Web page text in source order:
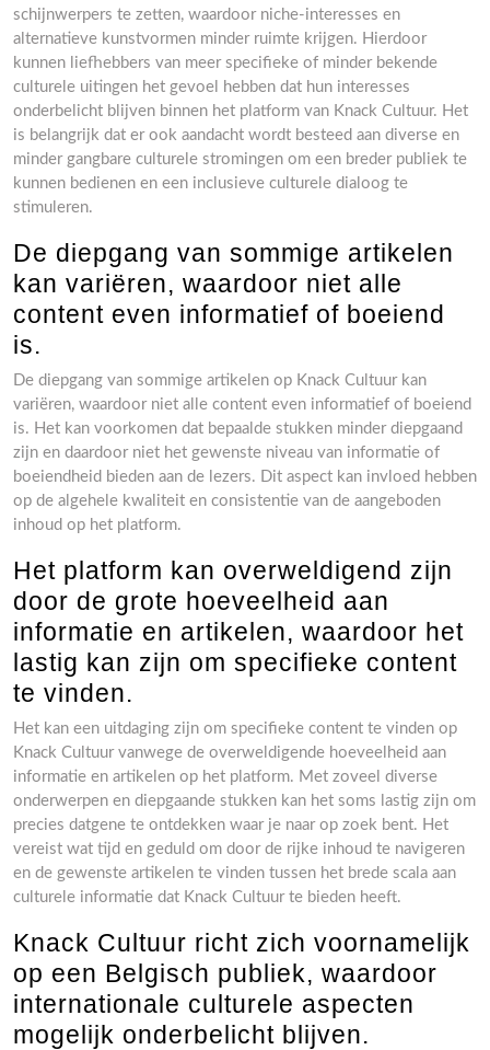
schijnwerpers te zetten, waardoor niche-interesses en
alternatieve kunstvormen minder ruimte krijgen. Hierdoor
kunnen liefhebbers van meer specifieke of minder bekende
culturele uitingen het gevoel hebben dat hun interesses
onderbelicht blijven binnen het platform van Knack Cultuur. Het
is belangrijk dat er ook aandacht wordt besteed aan diverse en
minder gangbare culturele stromingen om een breder publiek te
kunnen bedienen en een inclusieve culturele dialoog te
stimuleren.
De diepgang van sommige artikelen
kan variëren, waardoor niet alle
content even informatief of boeiend
is.
De diepgang van sommige artikelen op Knack Cultuur kan
variëren, waardoor niet alle content even informatief of boeiend
is. Het kan voorkomen dat bepaalde stukken minder diepgaand
zijn en daardoor niet het gewenste niveau van informatie of
boeiendheid bieden aan de lezers. Dit aspect kan invloed hebben
op de algehele kwaliteit en consistentie van de aangeboden
inhoud op het platform.
Het platform kan overweldigend zijn
door de grote hoeveelheid aan
informatie en artikelen, waardoor het
lastig kan zijn om specifieke content
te vinden.
Het kan een uitdaging zijn om specifieke content te vinden op
Knack Cultuur vanwege de overweldigende hoeveelheid aan
informatie en artikelen op het platform. Met zoveel diverse
onderwerpen en diepgaande stukken kan het soms lastig zijn om
precies datgene te ontdekken waar je naar op zoek bent. Het
vereist wat tijd en geduld om door de rijke inhoud te navigeren
en de gewenste artikelen te vinden tussen het brede scala aan
culturele informatie dat Knack Cultuur te bieden heeft.
Knack Cultuur richt zich voornamelijk
op een Belgisch publiek, waardoor
internationale culturele aspecten
mogelijk onderbelicht blijven.